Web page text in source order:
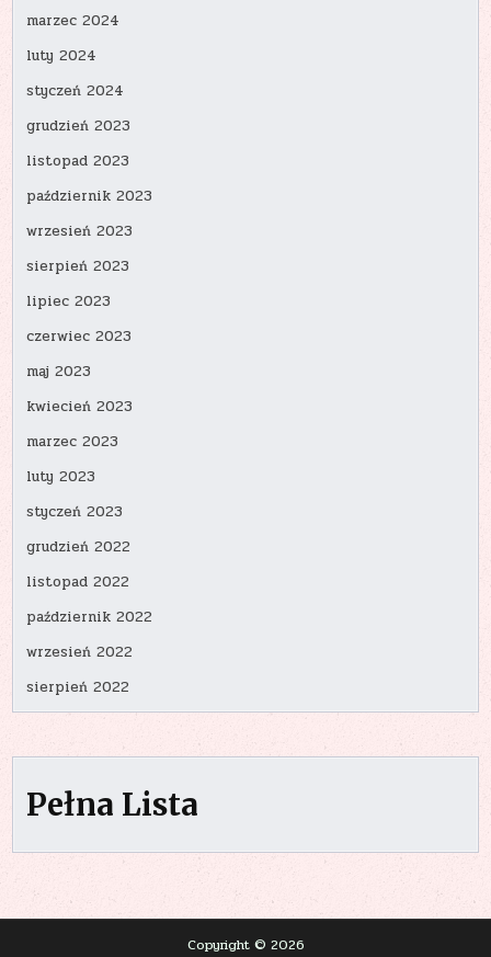
marzec 2024
luty 2024
styczeń 2024
grudzień 2023
listopad 2023
październik 2023
wrzesień 2023
sierpień 2023
lipiec 2023
czerwiec 2023
maj 2023
kwiecień 2023
marzec 2023
luty 2023
styczeń 2023
grudzień 2022
listopad 2022
październik 2022
wrzesień 2022
sierpień 2022
Pełna Lista
Copyright © 2026